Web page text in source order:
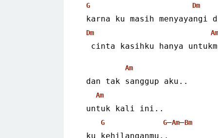
G Dm
karna ku masih menyayangi
Dm Am
cinta kasihku hanya
Am
dan tak sanggup aku..
Am
untuk kali ini..
G G–Am–Bm
ku kehilanganmu..